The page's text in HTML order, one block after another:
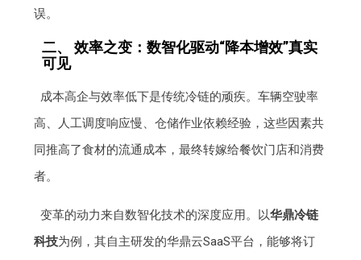
误。
二、 效率之变：数智化驱动“降本增效”真实
可见
成本高企与效率低下是传统冷链的顽疾。车辆空驶率
高、人工调度响应慢、仓储作业依赖经验，这些因素共
同推高了食材的流通成本，最终转嫁给餐饮门店和消费
者。
变革的动力来自数智化技术的深度应用。以华鼎冷链
科技为例，其自主研发的华鼎云SaaS平台，能够将订